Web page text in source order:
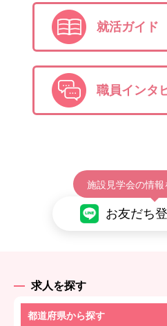
就活ガイド
職員インタ
施設見学会の情報
お友だち
求人を探す
都道府県から探す